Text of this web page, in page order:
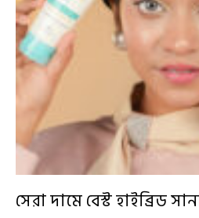
সেরা দামে বেস্ট হাইব্রিড